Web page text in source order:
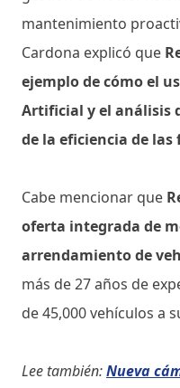
mantenimiento
Cardona explicó que
ejemplo de cómo el
Artificial y el análisis
de la eficiencia de las
Cabe mencionar que
oferta integrada de
arrendamiento de
más de 27 años de
de 45,000 vehículos a
Lee también:Nueva